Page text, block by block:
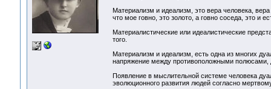
Материализм и идеализм, это вера человека,
что мое говно, это золото, а говно соседа, это и
Материалистические или идеалистические
того.
Материализм и идеализм, есть одна из многих
напряжение между противоположными полюсами,
Появление в мыслительной системе человека
эволюционного развития людей согласно